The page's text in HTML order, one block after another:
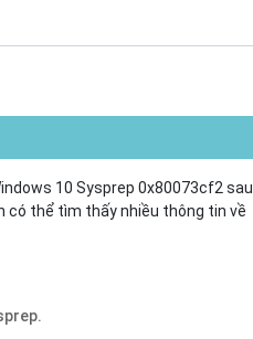
10 Sysprep 0x80073cf2 sau
có thể tìm thấy nhiều thông tin về